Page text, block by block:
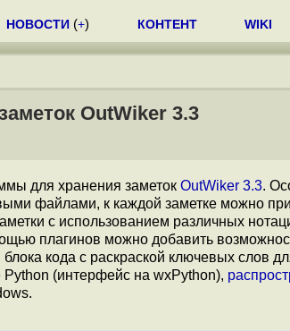
НОВОСТИ (+) КОНТЕНТ WIKI
OutWiker 3.3
для хранения заметок OutWiker 3.3.
файлами, к каждой заметке можно
с использованием различных
плагинов можно добавить
кода с раскраской ключевых слов
(интерфейс на wxPython),